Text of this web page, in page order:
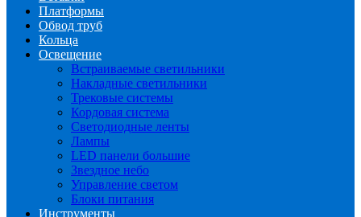
Платформы
Обвод труб
Кольца
Освещение
Встраиваемые светильники
Накладные светильники
Трековые системы
Кордовая система
Светодиодные ленты
Лампы
LED панели большие
Звездное небо
Управление светом
Блоки питания
Инструменты